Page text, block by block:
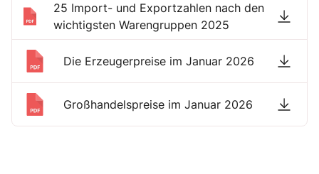
25 Import- und Exportzahlen nach den
wichtigsten Warengruppen 2025
Die Erzeugerpreise im Januar 2026
Großhandelspreise im Januar 2026